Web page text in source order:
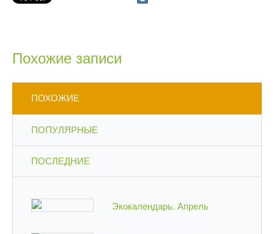
Похожие записи
ПОХОЖИЕ
ПОПУЛЯРНЫЕ
ПОСЛЕДНИЕ
Экокалендарь. Апрель